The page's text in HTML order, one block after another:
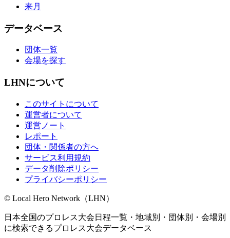
来月
データベース
団体一覧
会場を探す
LHNについて
このサイトについて
運営者について
運営ノート
レポート
団体・関係者の方へ
サービス利用規約
データ削除ポリシー
プライバシーポリシー
© Local Hero Network（LHN）
日本全国のプロレス大会日程一覧・地域別・団体別・会場別
に検索できるプロレス大会データベース